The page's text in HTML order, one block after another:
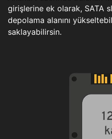
girişlerine ek olarak, SATA
depolama alanını
saklayabilirsin.